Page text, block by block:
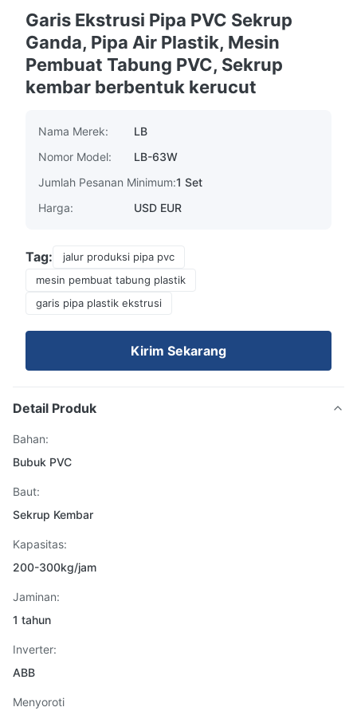
Garis Ekstrusi Pipa PVC Sekrup
Ganda, Pipa Air Plastik, Mesin
Pembuat Tabung PVC, Sekrup
kembar berbentuk kerucut
Nama Merek:
LB
Nomor Model:
LB-63W
Jumlah Pesanan Minimum:1 Set
Harga:
USD EUR
Tag:
jalur produksi pipa pvc
mesin pembuat tabung plastik
garis pipa plastik ekstrusi
Kirim Sekarang
Detail Produk
Bahan:
Bubuk PVC
Baut:
Sekrup Kembar
Kapasitas:
200-300kg/jam
Jaminan:
1 tahun
Inverter:
ABB
Menyoroti